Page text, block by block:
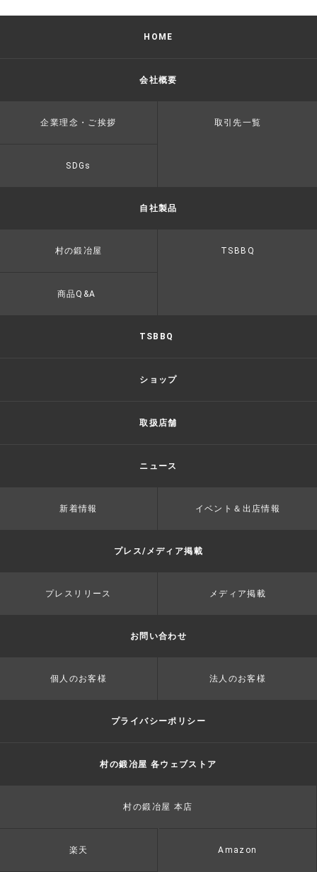
HOME
会社概要
企業理念・ご挨拶 取引先一覧
SDGs
自社製品
村の鍛冶屋 TSBBQ
商品Q&A
TSBBQ
ショップ
取扱店舗
ニュース
新着情報 イベント＆出店情報
プレス/メディア掲載
プレスリリース メディア掲載
お問い合わせ
個人のお客様 法人のお客様
プライバシーポリシー
村の鍛冶屋 各ウェブストア
村の鍛冶屋 本店
楽天 Amazon